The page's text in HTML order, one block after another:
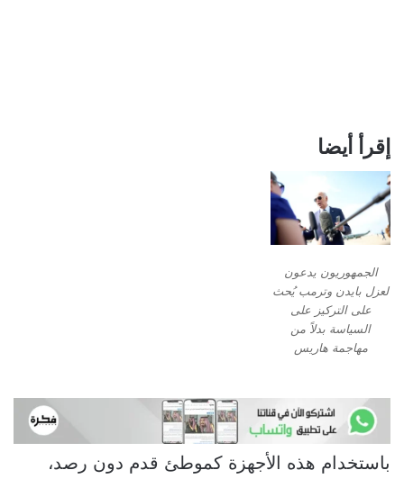
إقرأ أيضا
الجمهوريون يدعون
لعزل بايدن وترمب يُحث
على التركيز على
السياسة بدلاً من
مهاجمة هاريس
باستخدام هذه الأجهزة كموطئ قدم دون رصد،